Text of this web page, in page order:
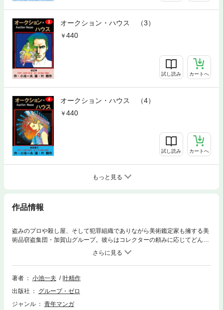
オークション・ハウス （3）
440
試し読み カートへ
オークション・ハウス （4）
440
試し読み カートへ
もっと見る
作品情報
盗みのプロや殺し屋、そして犯罪組織でありながら美術鑑定家も擁する美
術品窃盗集団・加賀山グループ。彼らはコレクターの頼みに応じてどんな
所からでも盗み出し、またその依頼には政界・財界・法曹界の大物が絡ん
でいるといわれる。加賀山グループの盗品蔵を訪れた元総理大臣・下川
は、世界の裏の裏まで影響力が及ぶ男。彼が持つ「免罪符」は行政、司
法、民間企業、海外の有力者などなどが絡んでいると推測されていたが、
無視する者もいたが……そのせいで日本が倒産する！？収録作「猿投天目
（さなげてんもく）の秘密6～8」ほか「柳宗厳、見参」「Ryu国際画廊1
著者 小池一夫
叶精作
出版社
グループ・ゼロ
ジャンル
青年マンガ